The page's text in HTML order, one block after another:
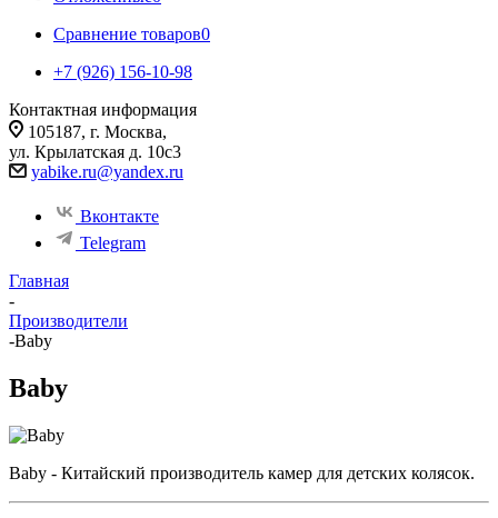
Сравнение товаров0
+7 (926) 156-10-98
Контактная информация
105187, г. Москва,
ул. Крылатская д. 10с3
yabike.ru@yandex.ru
Вконтакте
Telegram
Главная
-
Производители
-Baby
Baby
Baby - Китайский производитель камер для детских колясок.